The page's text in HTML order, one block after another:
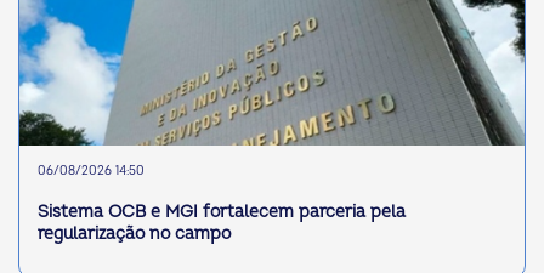
06/08/2026 14:50
Sistema OCB e MGI fortalecem parceria pela
regularização no campo